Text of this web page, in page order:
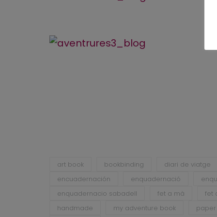
art book bookbinding diari de viatge
encuadernación
enquadernació
enquadernacio sabadell
fet a mà fet
handmade
my adventure book paper